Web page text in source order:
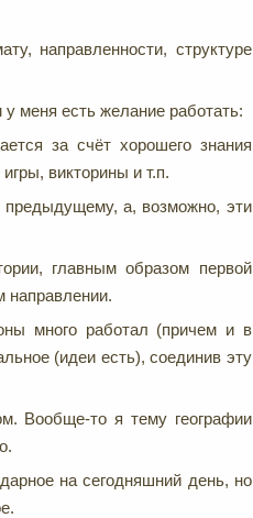
направленности, структуре
меня есть желание работать:
за счёт хорошего знания
викторины и т.п.
предыдущему, а, возможно, эти
главным образом первой
направлении.
много работал (причем и в
(идеи есть), соединив эту
Вообще-то я тему географии
на сегодняшний день, но